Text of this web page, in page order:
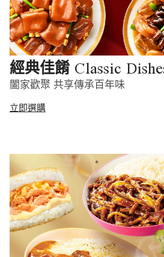
經典佳餚 Classic
闔家歡聚 共享傳承百年味
立即選購